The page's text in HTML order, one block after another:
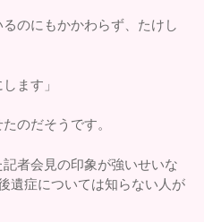
のにもかかわらず、たけし
ます」
のだそうです。
者会見の印象が強いせいな
遺症については知らない人が